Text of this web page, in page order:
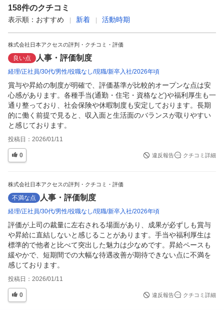
158件のクチコミ
表示順： おすすめ 新着 活動時期
株式会社日本アクセスの評判・クチコミ・評価
良い点 人事・評価制度
経理 正社員 30代 男性 役職なし 現職 新卒入社 2026年頃
賞与や昇給の制度が明確で、評価基準が比較的オープンな点は安
心感があります。各種手当(通勤・住宅・資格など)や福利厚生も一
通り整っており、社会保険や休暇制度も安定しております。長期
的に働く前提で見ると、収入面と生活面のバランスが取りやすい
と感じております。
投稿日： 2026/01/11
0 違反報告 クチコミ詳細
株式会社日本アクセスの評判・クチコミ・評価
不満な点 人事・評価制度
経理 正社員 30代 男性 役職なし 現職 新卒入社 2026年頃
評価が上司の裁量に左右される場面があり、成果が必ずしも賞与
や昇給に直結しないと感じることがあります。手当や福利厚生は
標準的で他者と比べて突出した魅力は少なめです。昇給ペースも
緩やかで、短期間での大幅な待遇改善が期待できない点に不満を
感じております。
投稿日： 2026/01/11
0 違反報告 クチコミ詳細